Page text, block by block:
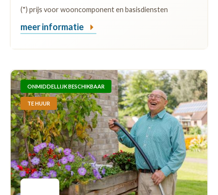
(*) prijs voor wooncomponent en basisdiensten
meer informatie
ONMIDDELLIJK BESCHIKBAAR
TE HUUR